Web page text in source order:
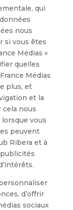
qui
nous
si vous êtes
Médias »
quelles
Médias
plus, et
et la
nous
vous
peuvent
Ribera et à
d’offrir
sociaux